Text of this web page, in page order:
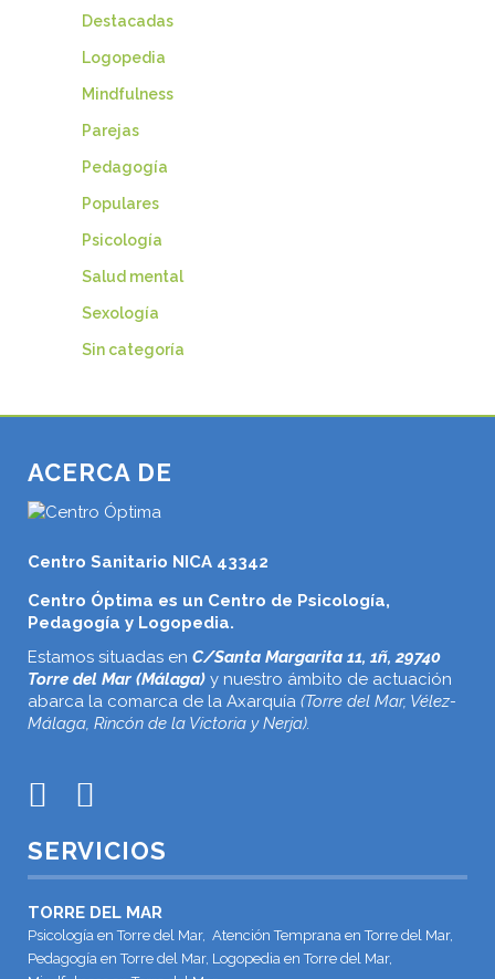
Destacadas
Logopedia
Mindfulness
Parejas
Pedagogía
Populares
Psicología
Salud mental
Sexología
Sin categoría
ACERCA DE
Centro Sanitario NICA 43342
Centro Óptima es un Centro de Psicología,
Pedagogía y Logopedia.
Estamos situadas en C/Santa Margarita 11, 1ñ, 29740
Torre del Mar (Málaga) y nuestro ámbito de actuación
abarca la comarca de la Axarquía (Torre del Mar, Vélez-
Málaga, Rincón de la Victoria y Nerja).
SERVICIOS
TORRE DEL MAR
Psicología en Torre del Mar, Atención Temprana en Torre del Mar,
Pedagogía en Torre del Mar, Logopedia en Torre del Mar,